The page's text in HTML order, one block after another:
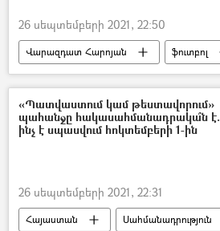
26 սեպտեմբերի 2021, 22:50
Վարազդատ Հարոյան
ֆուտբոլ
Իսպանիա
«Պատվաստում կամ թեստավորում»
պահանջը հակասահմանադրակա՞ն է.
ինչ է սպասվում հոկտեմբերի 1-ին
26 սեպտեմբերի 2021, 22:31
Հայաստան
Սահմանադրություն